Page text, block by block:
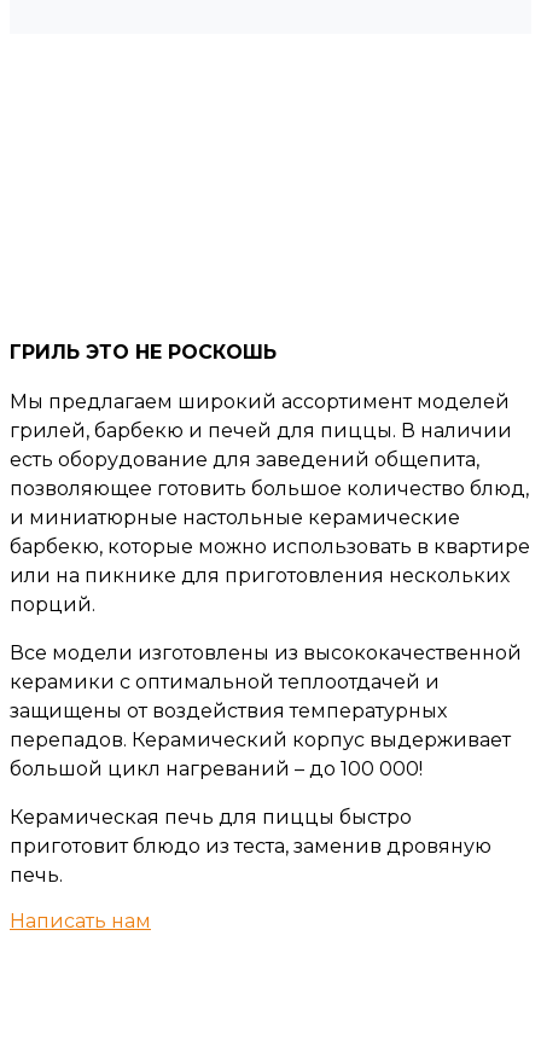
ГРИЛЬ ЭТО НЕ РОСКОШЬ
Мы предлагаем широкий ассортимент моделей
грилей, барбекю и печей для пиццы. В наличии
есть оборудование для заведений общепита,
позволяющее готовить большое количество блюд,
и миниатюрные настольные керамические
барбекю, которые можно использовать в квартире
или на пикнике для приготовления нескольких
порций.
Все модели изготовлены из высококачественной
керамики с оптимальной теплоотдачей и
защищены от воздействия температурных
перепадов. Керамический корпус выдерживает
большой цикл нагреваний – до 100 000!
Керамическая печь для пиццы быстро
приготовит блюдо из теста, заменив дровяную
печь.
Написать нам